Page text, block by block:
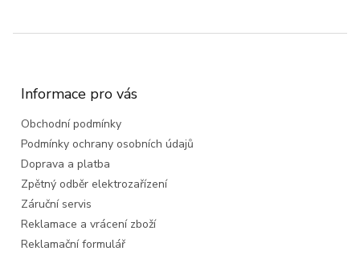
Informace pro vás
Obchodní podmínky
Podmínky ochrany osobních údajů
Doprava a platba
Zpětný odběr elektrozařízení
Záruční servis
Reklamace a vrácení zboží
Reklamační formulář